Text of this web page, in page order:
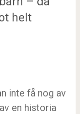
helt
inte få nog av
en historia